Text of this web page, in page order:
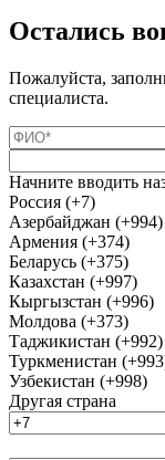
Остались
Пожалуйста,
специалиста.
Начните вводить
Россия (+7)
Азербайджан (+994)
Армения (+374)
Беларусь (+375)
Казахстан (+997)
Кыргызстан (+996)
Молдова (+373)
Таджикистан (+992)
Туркменистан
Узбекистан (+998)
Другая страна